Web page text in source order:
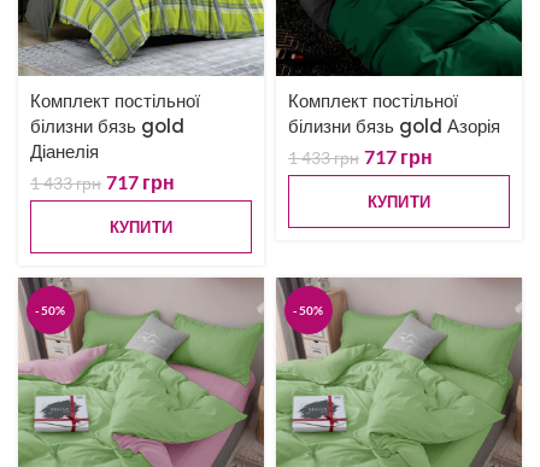
Комплект постільної
білизни бязь gold
Діанелія
1 433грн 717 грн
КУПИТИ
Комплект постільної
білизни бязь gold Азорія
1 433грн 717 грн
КУПИТИ
-50% -50%